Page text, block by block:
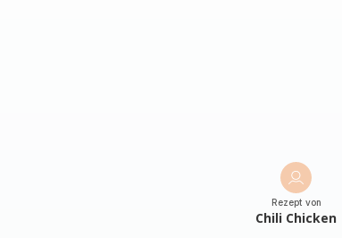
Rezept von
Chili Chicken